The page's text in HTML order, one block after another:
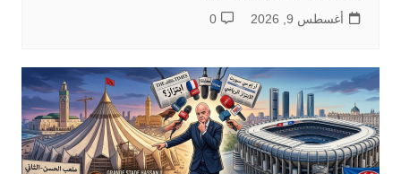
أغسطس 9, 2026 0